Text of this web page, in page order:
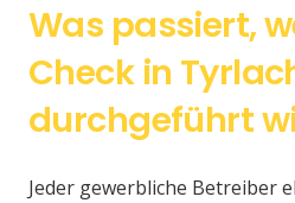
Was passiert,
Check in
durchgeführt
Jeder gewerbliche Betreiber